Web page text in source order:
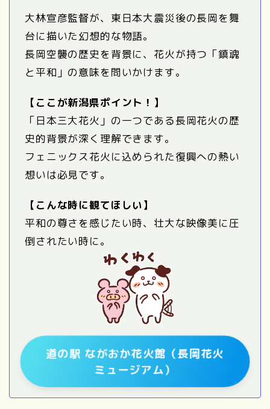
大林宣彦監督が、東日本大震災後の長岡を舞
台に描いた幻想的な物語。
長岡空襲の歴史を背景に、花火が持つ「鎮魂
と平和」の意味を問いかけます。
【ここが新潟県ポイント！】
「日本三大花火」の一つである長岡花火の歴
史的背景が深く理解できます。
フェニックス花火に込められた復興への熱い
想いは必見です。
【こんな時に観てほしい】
平和の尊さを感じたい時、壮大な映像美に圧
倒されたい時に。
道の駅 ながおか花火館（長岡花火
ミュージアム）